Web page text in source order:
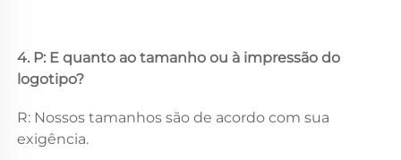
4. P: E quanto ao tamanho ou à impressão do
logotipo?
R: Nossos tamanhos são de acordo com sua
exigência.